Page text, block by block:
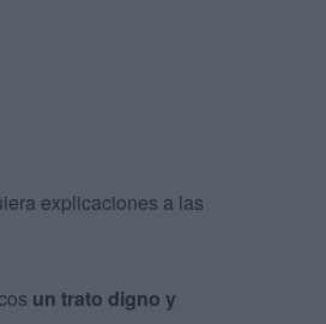
explicaciones a las
un trato digno y